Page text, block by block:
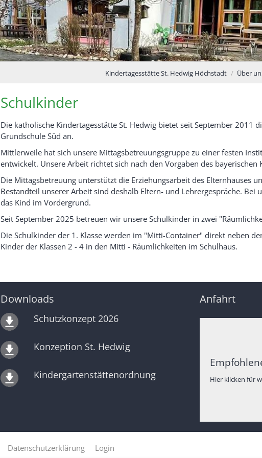
Kindertagesstätte St. Hedwig Höchstadt Über
Schulkinder
Die katholische Kindertagesstätte St. Hedwig bietet seit September 2011
Grundschule Süd an.
Mittlerweile hat sich unsere Mittagsbetreuungsgruppe zu einer festen
entwickelt. Unsere Arbeit richtet sich nach den Vorgaben des
Die Mittagsbetreuung unterstützt die Erziehungsarbeit des Elternhauses
Bestandteil unserer Arbeit sind deshalb Eltern- und Lehrergespräche. Bei
das Kind im Vordergrund.
Seit September 2025 betreuen wir unsere Schulkinder in zwei
Die Schulkinder der 1. Klasse werden im "Mitti-Container" direkt neben
Kinder der Klassen 2 - 4 in den Mitti - Räumlichkeiten im Schulhaus.
Downloads
Schutzkonzept 2026
Konzeption St. Hedwig
Kindergartenstättenordnung
Anfahrt
Hier klicken für
Datenschutzerklärung Login